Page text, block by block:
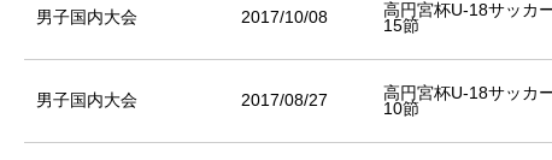
男子国内大会 2017/10/08
高円宮杯U-18サッカ
15節
男子国内大会 2017/08/27
高円宮杯U-18サッカ
10節